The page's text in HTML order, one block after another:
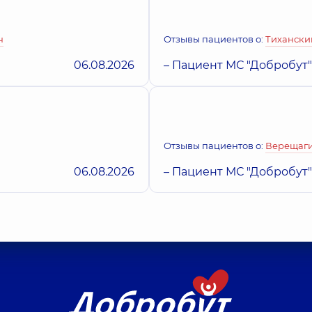
Хирург детский;
Йосипенко
Гунькин
Хирург детский;
Козлов Роман
Уролог детский;
семьи на Позняках Медицинский
Поликлиникаул.
06.08.2026
Отзывы пациентов о:
– Пациент МС "Добробут"
06.08.2026
Отзывы пациентов о:
– Пациент МС "Добробут"